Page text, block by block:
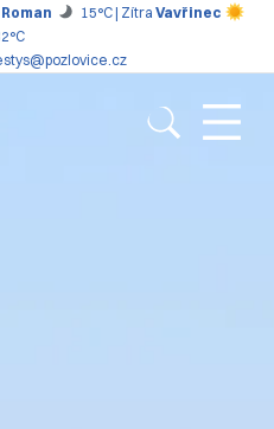
Roman 15°C | Zítra Vavřinec